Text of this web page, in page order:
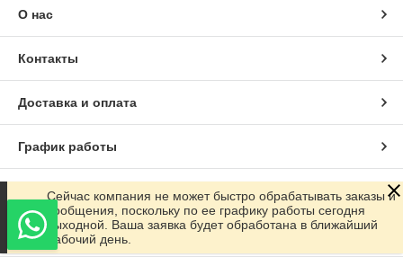
О нас
Контакты
Доставка и оплата
График работы
Полная версия сайта
Сайт создан на маркетплейсе Satu.kz
Сейчас компания не может быстро обрабатывать заказы и
сообщения, поскольку по ее графику работы сегодня
выходной. Ваша заявка будет обработана в ближайший
рабочий день.